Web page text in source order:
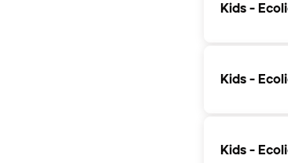
Kids -
Kids -
Kids -